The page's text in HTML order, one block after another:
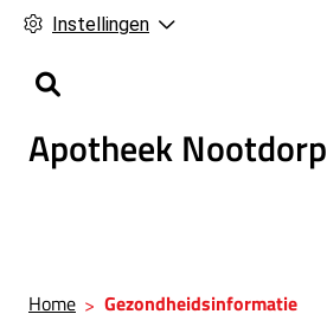
Instellingen
Apotheek Nootdorp
o
f
n
Home Gezondheidsinformatie